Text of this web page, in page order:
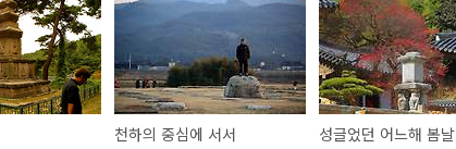
천하의 중심에 서서 성글었던 어느해 봄날